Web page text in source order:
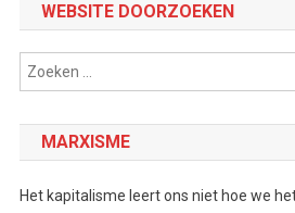
WEBSITE DOORZOEKEN
MARXISME
Het kapitalisme leert ons niet hoe we